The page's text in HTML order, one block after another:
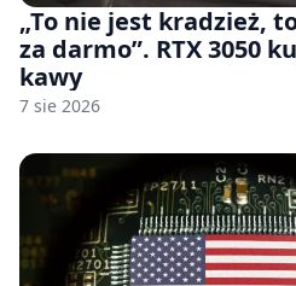
„To nie jest kradzież,
za darmo”. RTX 3050
kawy
7 sie 2026